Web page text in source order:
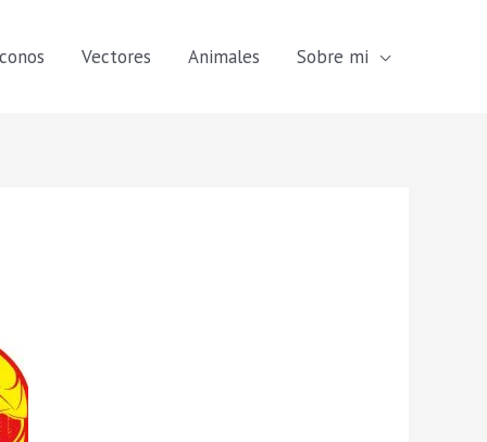
Vectores Animales Sobre mi